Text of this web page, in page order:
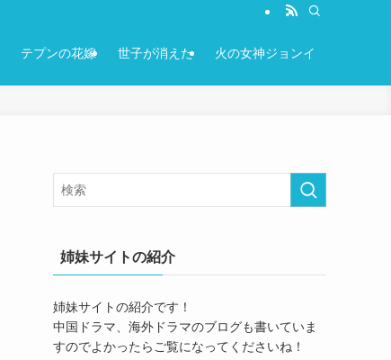
テプンの花嫁 世子が消えた 火の女神ジョンイ
姉妹サイトの紹介
姉妹サイトの紹介です！
中国ドラマ、海外ドラマのブログも書いていま
すのでよかったらご覧になってくださいね！